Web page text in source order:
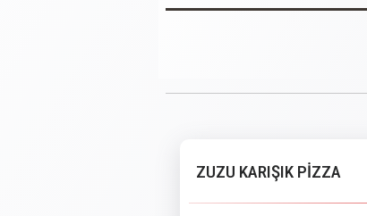
ZUZU KARIŞIK PİZZA